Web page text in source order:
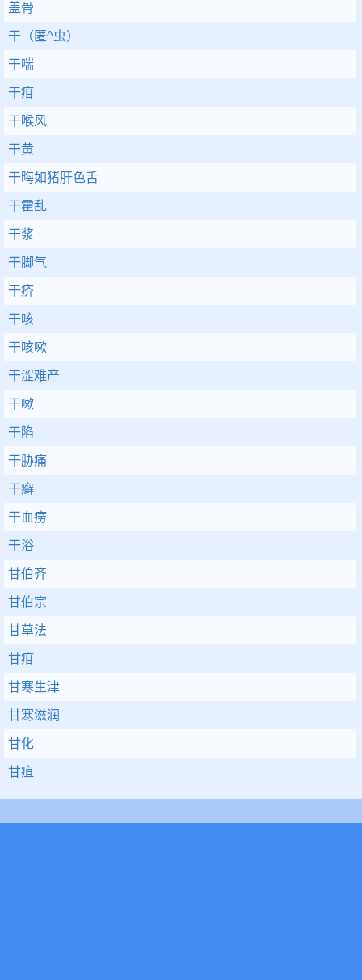
盖骨
干（匿^虫）
干喘
干疳
干喉风
干黄
干晦如猪肝色舌
干霍乱
干浆
干脚气
干疥
干咳
干咳嗽
干涩难产
干嗽
干陷
干胁痛
干癣
干血痨
干浴
甘伯齐
甘伯宗
甘草法
甘疳
甘寒生津
甘寒滋润
甘化
甘疽